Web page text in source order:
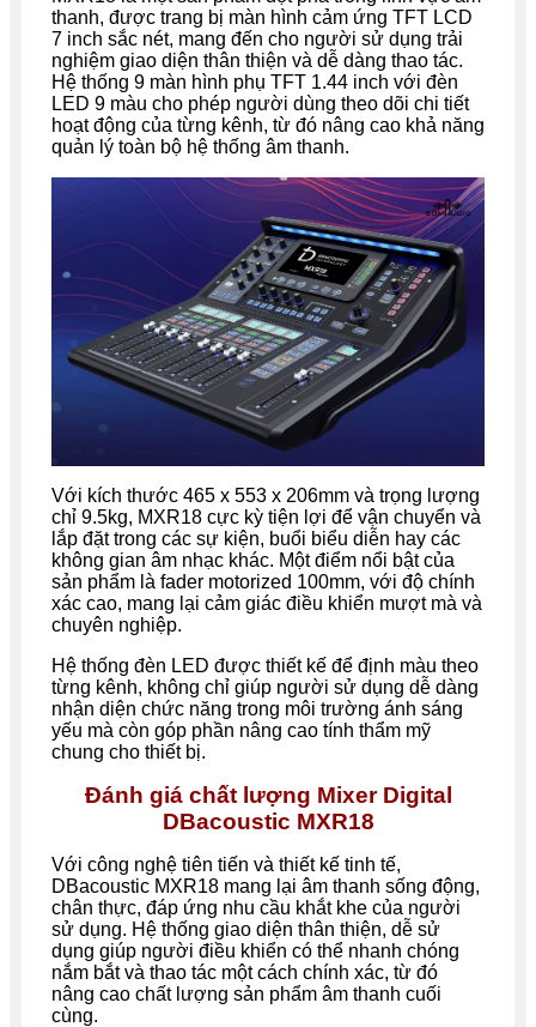
thanh, được trang bị màn hình cảm ứng TFT LCD
7 inch sắc nét, mang đến cho người sử dụng trải
nghiệm giao diện thân thiện và dễ dàng thao tác.
Hệ thống 9 màn hình phụ TFT 1.44 inch với đèn
LED 9 màu cho phép người dùng theo dõi chi tiết
hoạt động của từng kênh, từ đó nâng cao khả năng
quản lý toàn bộ hệ thống âm thanh.
Với kích thước 465 x 553 x 206mm và trọng lượng
chỉ 9.5kg, MXR18 cực kỳ tiện lợi để vận chuyển và
lắp đặt trong các sự kiện, buổi biểu diễn hay các
không gian âm nhạc khác. Một điểm nổi bật của
sản phẩm là fader motorized 100mm, với độ chính
xác cao, mang lại cảm giác điều khiển mượt mà và
chuyên nghiệp.
Hệ thống đèn LED được thiết kế để định màu theo
từng kênh, không chỉ giúp người sử dụng dễ dàng
nhận diện chức năng trong môi trường ánh sáng
yếu mà còn góp phần nâng cao tính thẩm mỹ
chung cho thiết bị.
Đánh giá chất lượng Mixer Digital
DBacoustic MXR18
Với công nghệ tiên tiến và thiết kế tinh tế,
DBacoustic MXR18 mang lại âm thanh sống động,
chân thực, đáp ứng nhu cầu khắt khe của người
sử dụng. Hệ thống giao diện thân thiện, dễ sử
dụng giúp người điều khiển có thể nhanh chóng
nắm bắt và thao tác một cách chính xác, từ đó
nâng cao chất lượng sản phẩm âm thanh cuối
cùng.